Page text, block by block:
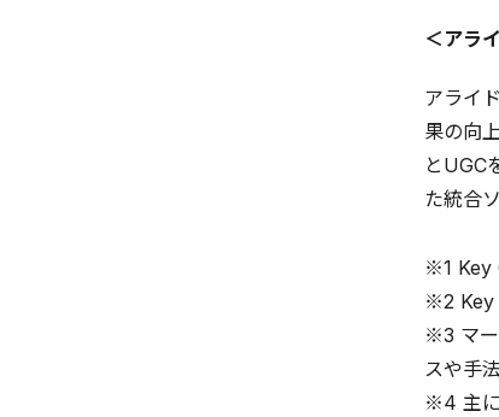
＜アラ
アライ
果の向
とUGC
た統合
※1 Key
※2 Key
※3 マー
スや手
※4 主に